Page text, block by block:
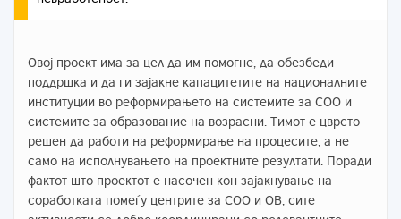
Овој проект има за цел да им помогне, да обезбеди
поддршка и да ги зајакне капацитетите на националните
институции во реформирањето на системите за СОО и
системите за образование на возрасни. Тимот e цврсто
решен да работи на реформирање на процесите, а не
само на исполнувањето на проектните резултати. Поради
фактот што проектот е насочен кон зајакнување на
соработката помеѓу центрите за СОО и ОВ, сите